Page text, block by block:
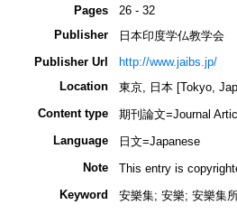
Pages
26 - 32
Publisher
日本印度学仏教学会
Publisher Url
http://www.jaibs.jp/
Location
東京, 日本 [Tokyo,
Content type
期刊論文=Journal
Language
日文=Japanese
Note
This entry is
Keyword
安樂集; 安樂; 安樂集